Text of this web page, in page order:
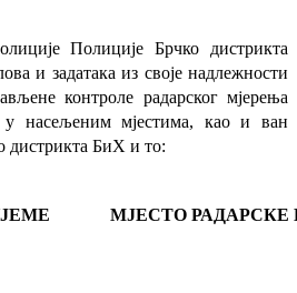
Полиције Брчко дистрикта
и задатака из своје надлежности
контроле радарског мјерења
у насељеним мјестима, као и ван
дистрикта БиХ и то:
МЈЕСТО РАДАРСКЕ